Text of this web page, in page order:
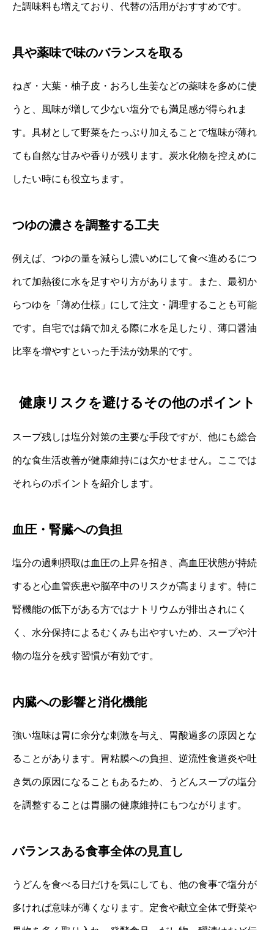
た調味料も増えており、代替の活用がおすすめです。
具や薬味で味のバランスを取る
ねぎ・大葉・柚子皮・おろし生姜などの薬味を多めに使
うと、風味が増して少ない塩分でも満足感が得られま
す。具材として野菜をたっぷり加えることで塩味が薄れ
ても自然な甘みや香りが残ります。炭水化物を控えめに
したい時にも役立ちます。
つゆの濃さを調整する工夫
例えば、つゆの量を減らし濃いめにして食べ進めるにつ
れて加熱後に水を足すやり方があります。また、最初か
らつゆを「薄め仕様」にして注文・調理することも可能
です。自宅では鍋で加える際に水を足したり、薄口醤油
比率を増やすといった手法が効果的です。
健康リスクを避けるその他のポイント
スープ残しは塩分対策の主要な手段ですが、他にも総合
的な食生活改善が健康維持には欠かせません。ここでは
それらのポイントを紹介します。
血圧・腎臓への負担
塩分の過剰摂取は血圧の上昇を招き、高血圧状態が持続
すると心血管疾患や脳卒中のリスクが高まります。特に
腎機能の低下がある方ではナトリウムが排出されにく
く、水分保持によるむくみも出やすいため、スープや汁
物の塩分を残す習慣が有効です。
内臓への影響と消化機能
強い塩味は胃に余分な刺激を与え、胃酸過多の原因とな
ることがあります。胃粘膜への負担、逆流性食道炎や吐
き気の原因になることもあるため、うどんスープの塩分
を調整することは胃腸の健康維持にもつながります。
バランスある食事全体の見直し
うどんを食べる日だけを気にしても、他の食事で塩分が
多ければ意味が薄くなります。定食や献立全体で野菜や